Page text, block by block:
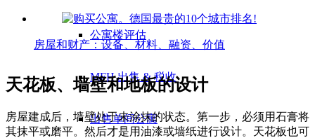
公寓楼评估
MFH 出售 & 税收
出售单间公寓
房屋和财产：设备、材料、融资、价值
天花板、墙壁和地板的设计
房屋建成后，墙壁处于未涂抹的状态。第一步，必须用石膏将
其抹平或磨平。然后才是用油漆或墙纸进行设计。天花板也可